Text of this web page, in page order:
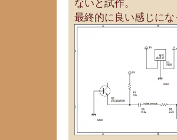
ないと試作。
最終的に良い感じに